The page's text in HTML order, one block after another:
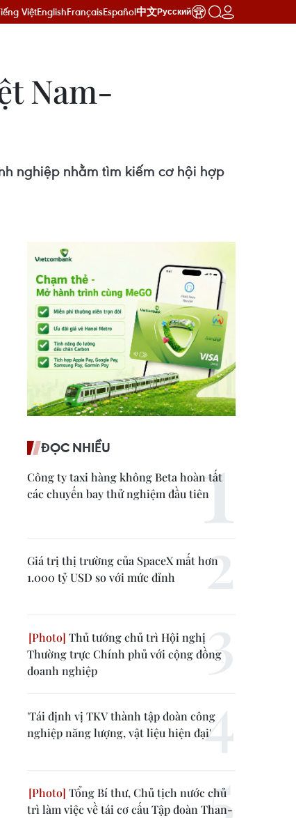
ViệtEnglishFrançaisEspañol中文Русский
Nam-
nghiệp nhằm tìm kiếm cơ hội hợp
ĐỌC NHIỀU
Công ty taxi hàng không Beta hoàn tất
các chuyến bay thử nghiệm đầu tiên
Giá trị thị trường của SpaceX mất hơn
1.000 tỷ USD so với mức đỉnh
Thủ tướng chủ trì Hội nghị
Thường trực Chính phủ với cộng đồng
doanh nghiệp
'Tái định vị TKV thành tập đoàn công
nghiệp năng lượng, vật liệu hiện đại'
Tổng Bí thư, Chủ tịch nước chủ
trì làm việc về tái cơ cấu Tập đoàn Than-